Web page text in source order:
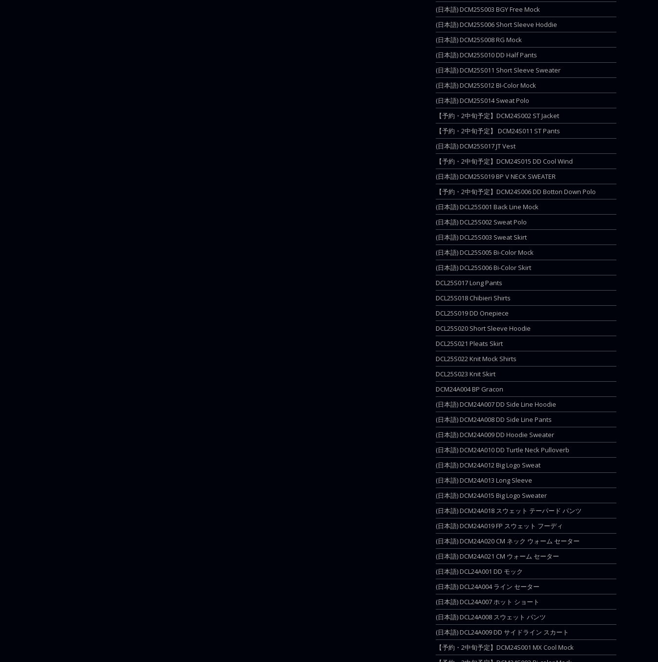
(日本語) DCM25S003 BGY Free Mock
(日本語) DCM25S006 Short Sleeve Hoddie
(日本語) DCM25S008 RG Mock
(日本語) DCM25S010 DD Half Pants
(日本語) DCM25S011 Short Sleeve Sweater
(日本語) DCM25S012 BI-Color Mock
(日本語) DCM25S014 Sweat Polo
【予約・2中旬予定】DCM24S002 ST Jacket
【予約・2中旬予定】 DCM24S011 ST Pants
(日本語) DCM25S017 JT Vest
【予約・2中旬予定】DCM24S015 DD Cool Wind
(日本語) DCM25S019 BP V NECK SWEATER
【予約・2中旬予定】DCM24S006 DD Botton Down Polo
(日本語) DCL25S001 Back Line Mock
(日本語) DCL25S002 Sweat Polo
(日本語) DCL25S003 Sweat Skirt
(日本語) DCL25S005 Bi-Color Mock
(日本語) DCL25S006 Bi-Color Skirt
DCL25S017 Long Pants
DCL25S018 Chibieri Shirts
DCL25S019 DD Onepiece
DCL25S020 Short Sleeve Hoodie
DCL25S021 Pleats Skirt
DCL25S022 Knit Mock Shirts
DCL25S023 Knit Skirt
DCM24A004 BP Gracon
(日本語) DCM24A007 DD Side Line Hoodie
(日本語) DCM24A008 DD Side Line Pants
(日本語) DCM24A009 DD Hoodie Sweater
(日本語) DCM24A010 DD Turtle Neck Pulloverb
(日本語) DCM24A012 Big Logo Sweat
(日本語) DCM24A013 Long Sleeve
(日本語) DCM24A015 Big Logo Sweater
(日本語) DCM24A018 スウェット テーパード パンツ
(日本語) DCM24A019 FP スウェット フーディ
(日本語) DCM24A020 CM ネック ウォーム セーター
(日本語) DCM24A021 CM ウォーム セーター
(日本語) DCL24A001 DD モック
(日本語) DCL24A004 ライン セーター
(日本語) DCL24A007 ホット ショート
(日本語) DCL24A008 スウェット パンツ
(日本語) DCL24A009 DD サイドライン スカート
【予約・2中旬予定】DCM24S001 MX Cool Mock